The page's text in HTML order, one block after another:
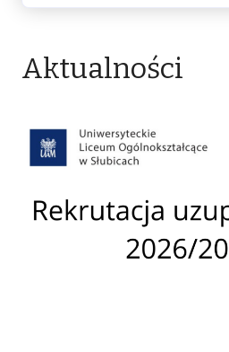
Aktualności